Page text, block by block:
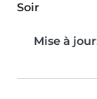
Soir
Mise à